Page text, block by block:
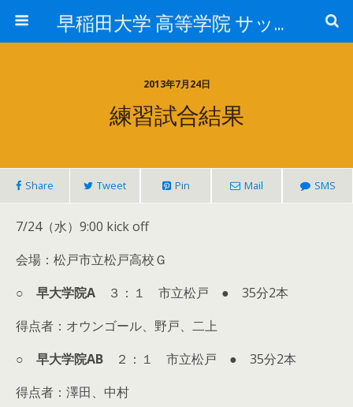
早稲田大学 高等学院 サッカー部
2013年7月24日
練習試合結果
Share Tweet Pin Mail SMS
7/24（水）9:00 kick off
会場：松戸市立松戸高校Ｇ
○ 早大学院A ３：１ 市立松戸 ● 35分2本
得点者：オウンゴール、野戸、二上
○ 早大学院AB ２：１ 市立松戸 ● 35分2本
得点者：澤田、中村